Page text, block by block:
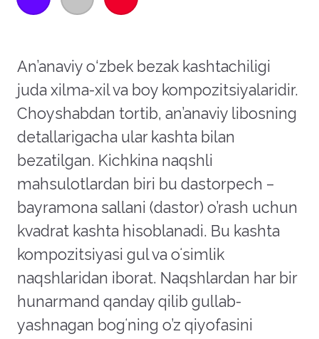
An’anaviy o‘zbek bezak kashtachiligi
juda xilma-xil va boy kompozitsiyalaridir.
Choyshabdan tortib, an’anaviy libosning
detallarigacha ular kashta bilan
bezatilgan. Kichkina naqshli
mahsulotlardan biri bu dastorpech –
bayramona sallani (dastor) o’rash uchun
kvadrat kashta hisoblanadi. Bu kashta
kompozitsiyasi gul va oʻsimlik
naqshlaridan iborat. Naqshlardan har bir
hunarmand qanday qilib gullab-
yashnagan bogʻning o’z qiyofasini